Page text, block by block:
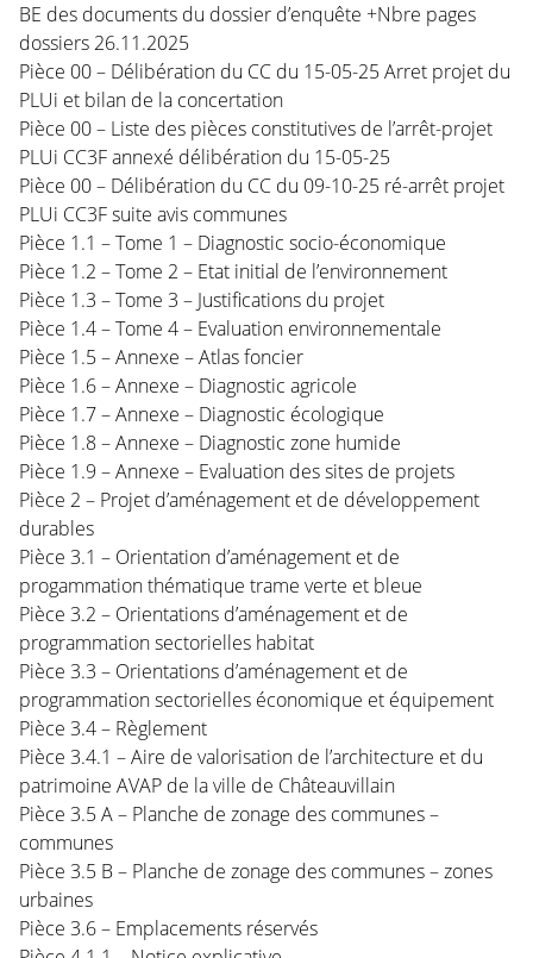
BE des documents du dossier d’enquête +Nbre pages
dossiers 26.11.2025
Pièce 00 – Délibération du CC du 15-05-25 Arret projet du
PLUi et bilan de la concertation
Pièce 00 – Liste des pièces constitutives de l’arrêt-projet
PLUi CC3F annexé délibération du 15-05-25
Pièce 00 – Délibération du CC du 09-10-25 ré-arrêt projet
PLUi CC3F suite avis communes
Pièce 1.1 – Tome 1 – Diagnostic socio-économique
Pièce 1.2 – Tome 2 – Etat initial de l’environnement
Pièce 1.3 – Tome 3 – Justifications du projet
Pièce 1.4 – Tome 4 – Evaluation environnementale
Pièce 1.5 – Annexe – Atlas foncier
Pièce 1.6 – Annexe – Diagnostic agricole
Pièce 1.7 – Annexe – Diagnostic écologique
Pièce 1.8 – Annexe – Diagnostic zone humide
Pièce 1.9 – Annexe – Evaluation des sites de projets
Pièce 2 – Projet d’aménagement et de développement
durables
Pièce 3.1 – Orientation d’aménagement et de
progammation thématique trame verte et bleue
Pièce 3.2 – Orientations d’aménagement et de
programmation sectorielles habitat
Pièce 3.3 – Orientations d’aménagement et de
programmation sectorielles économique et équipement
Pièce 3.4 – Règlement
Pièce 3.4.1 – Aire de valorisation de l’architecture et du
patrimoine AVAP de la ville de Châteauvillain
Pièce 3.5 A – Planche de zonage des communes –
communes
Pièce 3.5 B – Planche de zonage des communes – zones
urbaines
Pièce 3.6 – Emplacements réservés